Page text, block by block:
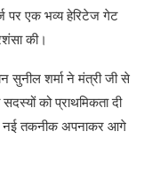
पर एक भव्य हेरिटेज गेट
की।
सुनील शर्मा ने मंत्री जी से
को प्राथमिकता दी
नई तकनीक अपनाकर आगे